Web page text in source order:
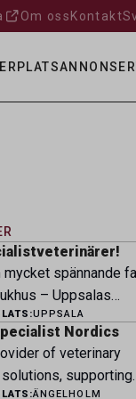
Om oss Kontakt
PLATSANNONSER
spännande
– Uppsalas
– expanderar nu sin
och söker
med
som vill vara med
UPPSALA
Nordics
of veterinary
supporting
ÄNGELHOLM